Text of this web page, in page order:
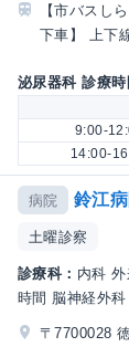
【市バスし
下車】 上下
泌尿器科 診療時
9:00-
14:00-
病院 鈴江
土曜診察
診療科： 内科
時間 脳神経外
〒7700028